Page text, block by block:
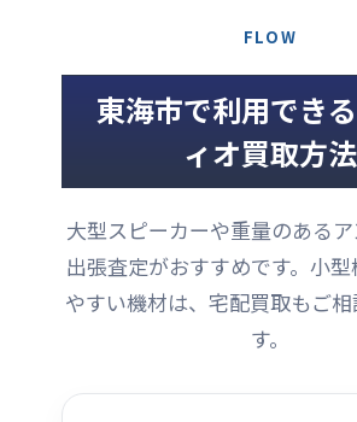
FLOW
東海市で利用でき
ィオ買取方法
大型スピーカーや重量のある
出張査定がおすすめです。小
やすい機材は、宅配買取もご
す。